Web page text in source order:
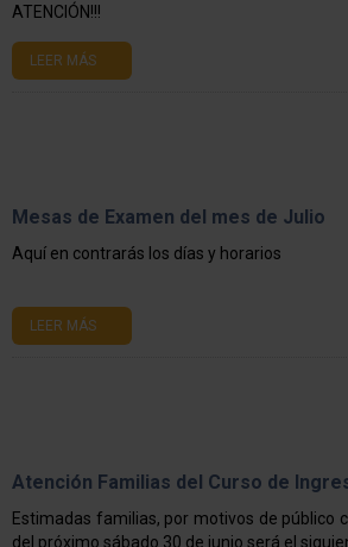
ATENCIÓN!!!
LEER MÁS
Mesas de Examen del mes de Julio
Aquí en contrarás los días y horarios
LEER MÁS
Atención Familias del Curso de
Estimadas familias, por motivos de público
del próximo sábado 30 de junio será el